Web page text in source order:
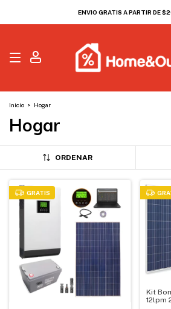
ENVIO GRATIS A PARTIR DE
Inicio > Hogar
Hogar
ORDENAR
GRATIS
Kit
12lpm